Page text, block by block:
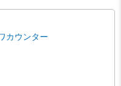
カウンター